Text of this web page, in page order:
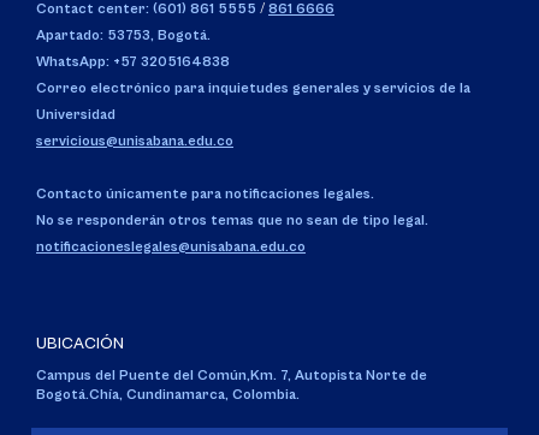
Contact center: (601) 861 5555 / 861 6666
Apartado: 53753, Bogotá.
WhatsApp: +57 3205164838
Correo electrónico para inquietudes generales y servicios de la
Universidad
servicious@unisabana.edu.co
Contacto únicamente para notificaciones legales.
No se responderán otros temas que no sean de tipo legal.
notificacioneslegales@unisabana.edu.co
UBICACIÓN
Campus del Puente del Común,Km. 7, Autopista Norte de
Bogotá.Chía, Cundinamarca, Colombia.